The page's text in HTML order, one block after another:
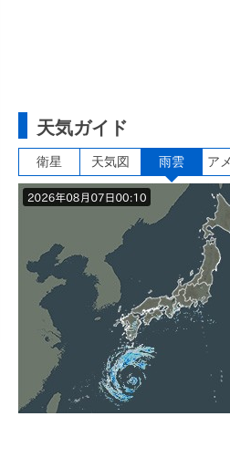
天気ガイド
衛星 天気図 雨雲 ア